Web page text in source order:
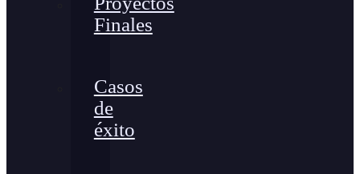
Finales
Casos
de
éxito